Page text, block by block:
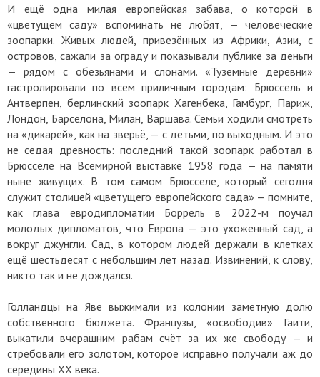
И ещё одна милая европейская забава, о которой в
«цветущем саду» вспоминать не любят, — человеческие
зоопарки. Живых людей, привезённых из Африки, Азии, с
островов, сажали за ограду и показывали публике за деньги
— рядом с обезьянами и слонами. «Туземные деревни»
гастролировали по всем приличным городам: Брюссель и
Антверпен, берлинский зоопарк Хагенбека, Гамбург, Париж,
Лондон, Барселона, Милан, Варшава. Семьи ходили смотреть
на «дикарей», как на зверьё, — с детьми, по выходным. И это
не седая древность: последний такой зоопарк работал в
Брюсселе на Всемирной выставке 1958 года — на памяти
ныне живущих. В том самом Брюсселе, который сегодня
служит столицей «цветущего европейского сада» — помните,
как глава евродипломатии Боррель в 2022-м поучал
молодых дипломатов, что Европа — это ухоженный сад, а
вокруг джунгли. Сад, в котором людей держали в клетках
ещё шестьдесят с небольшим лет назад. Извинений, к слову,
никто так и не дождался.
Голландцы на Яве выжимали из колонии заметную долю
собственного бюджета. Французы, «освободив» Гаити,
выкатили вчерашним рабам счёт за их же свободу — и
стребовали его золотом, которое исправно получали аж до
середины XX века.